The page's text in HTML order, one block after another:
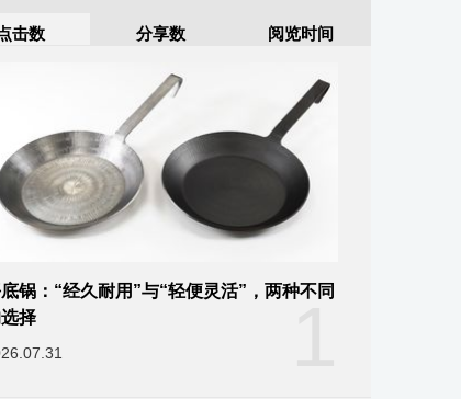
击数 分享数 阅览时间
锅：“经久耐用”与“轻便灵活”，两种不同
择